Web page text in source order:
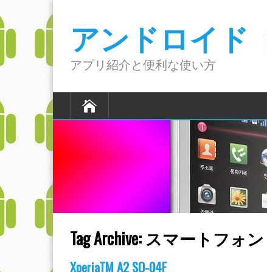
アンドロイド
アプリ紹介と便利な使い方
Tag Archive:スマートフォン
XperiaTM A2 SO-04F